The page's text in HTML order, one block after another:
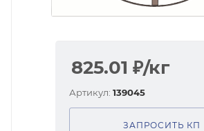
825.01 ₽/кг
Артикул: 139045
ЗАПРОСИТЬ КП